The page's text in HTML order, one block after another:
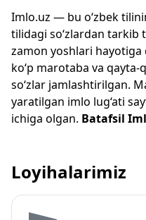
Imlo.uz — bu o‘zbek
tilidagi so‘zlardan tarkib
zamon yoshlari hayotiga
ko‘p marotaba va
so‘zlar jamlashtirilgan.
yaratilgan imlo lug‘ati
ichiga olgan. Batafsil
Loyihalarimiz